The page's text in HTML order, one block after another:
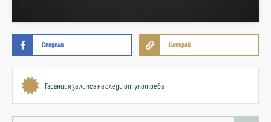
Сподели Копирай
Гаранция за липса на следи от употреба